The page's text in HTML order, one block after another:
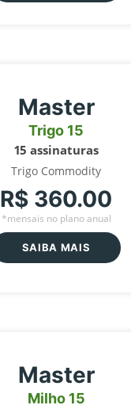
Master
Trigo 15
15 assinaturas
Trigo Commodity
R$ 360.00
*mensais no plano anual
SAIBA MAIS
Master
Milho 15